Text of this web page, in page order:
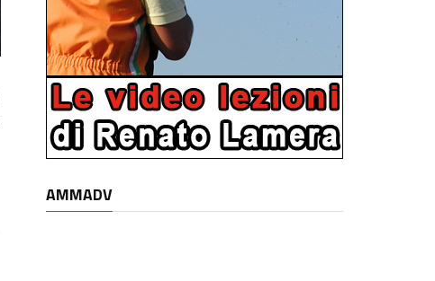
AMMADV